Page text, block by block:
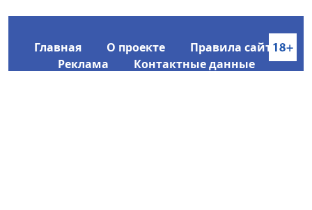
Главная О проекте
Правила сайта
Реклама
Контактные данные